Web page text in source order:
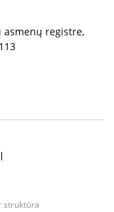
asmenų registre,
struktūra